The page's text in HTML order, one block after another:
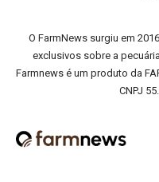
O FarmNews surgiu em
exclusivos sobre a
Farmnews é um produto da
CNPJ